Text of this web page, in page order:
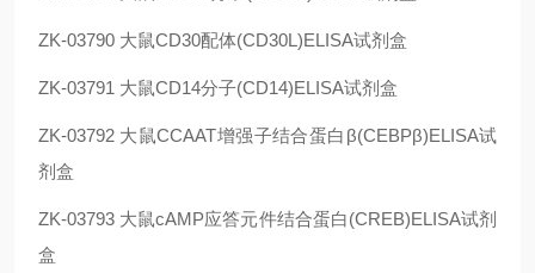
ZK-03790 大鼠CD30配体(CD30L)ELISA试剂盒
ZK-03791 大鼠CD14分子(CD14)ELISA试剂盒
ZK-03792 大鼠CCAAT增强子结合蛋白β(CEBPβ)ELISA试
剂盒
ZK-03793 大鼠cAMP应答元件结合蛋白(CREB)ELISA试剂
盒